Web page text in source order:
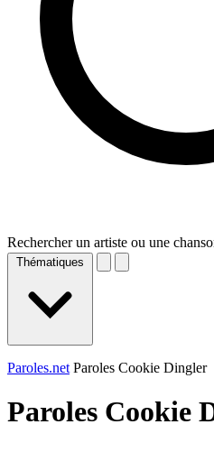
Rechercher un artiste ou une
Thématiques
Paroles.net Paroles Cookie Dingler
Paroles Cookie